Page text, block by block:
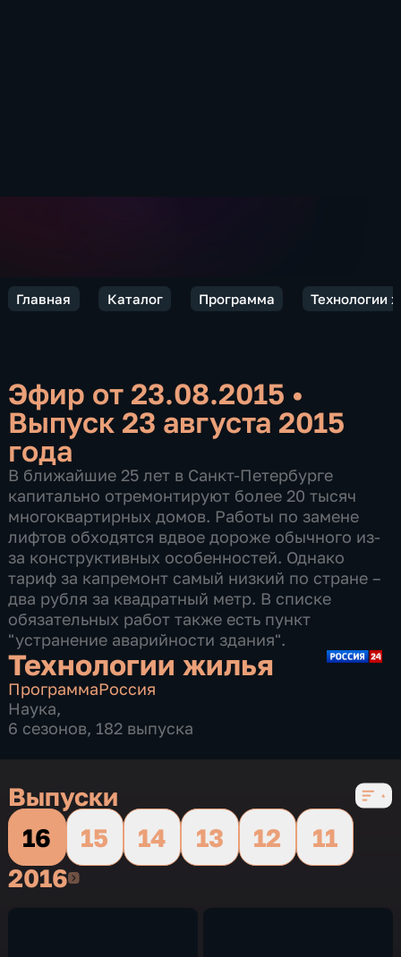
Главная Каталог Программа Технологии
Эфир от 23.08.2015 •
Выпуск 23 августа 2015
года
В ближайшие 25 лет в Санкт-Петербурге
капитально отремонтируют более 20 тысяч
многоквартирных домов. Работы по замене
лифтов обходятся вдвое дороже обычного из-
за конструктивных особенностей. Однако
тариф за капремонт самый низкий по стране –
два рубля за квадратный метр. В списке
обязательных работ также есть пункт
"устранение аварийности здания".
Технологии жилья
ПрограммаРоссия
Наука,
6 сезонов, 182 выпуска
Выпуски
16
15 14 13 12
11
20162016